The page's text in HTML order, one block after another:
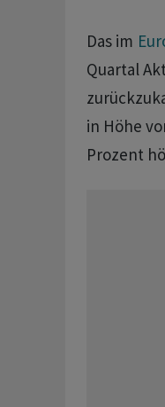
Das im
Quartal
in Höhe
Prozent